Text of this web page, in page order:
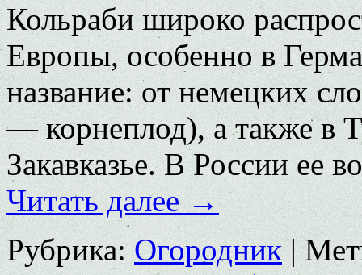
Кольраби широко
Европы, особенно в
название: от немецких
— корнеплод), а также в
Закавказье. В России ее
Читать далее→
Рубрика: Огородник |